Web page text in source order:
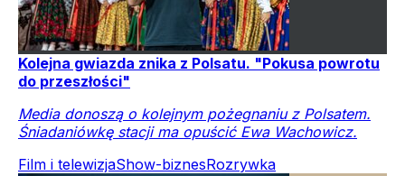
Kolejna gwiazda znika z Polsatu. "Pokusa powrotu
do przeszłości"
Media donoszą o kolejnym pożegnaniu z Polsatem.
Śniadaniówkę stacji ma opuścić Ewa Wachowicz.
Film i telewizjaShow-biznesRozrywka